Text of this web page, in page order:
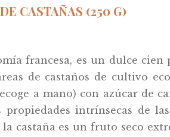
CASTAÑAS (250 G)
francesa, es un dulce
de castaños de cultivo
a mano) con azúcar de
intrínsecas de
castaña es un fruto seco